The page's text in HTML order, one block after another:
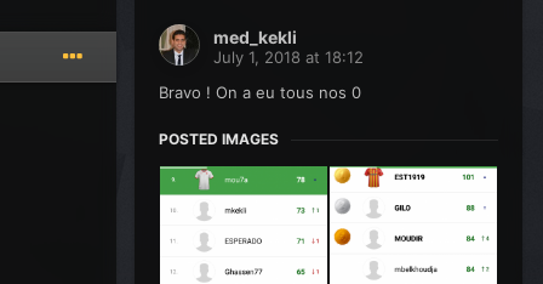
med_kekli
July 1, 2018 at 18:12
Bravo ! On a eu tous nos 0
POSTED IMAGES